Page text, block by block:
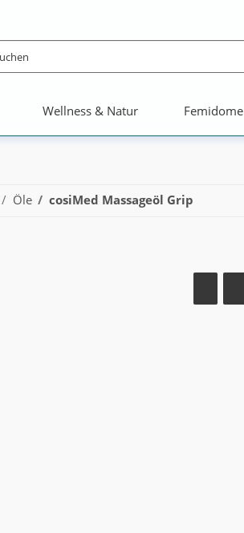
Wellness & Natur Femidome
Öle cosiMed Massageöl Grip